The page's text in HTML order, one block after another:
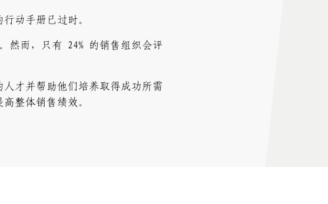
动手册已过时。
然而，只有 24% 的销售组织会评
才并帮助他们培养取得成功所需
整体销售绩效。